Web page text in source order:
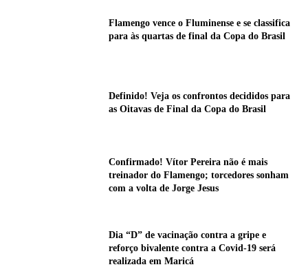
Flamengo vence o Fluminense e se classifica
para às quartas de final da Copa do Brasil
Definido! Veja os confrontos decididos para
as Oitavas de Final da Copa do Brasil
Confirmado! Vítor Pereira não é mais
treinador do Flamengo; torcedores sonham
com a volta de Jorge Jesus
Dia “D” de vacinação contra a gripe e
reforço bivalente contra a Covid-19 será
realizada em Maricá